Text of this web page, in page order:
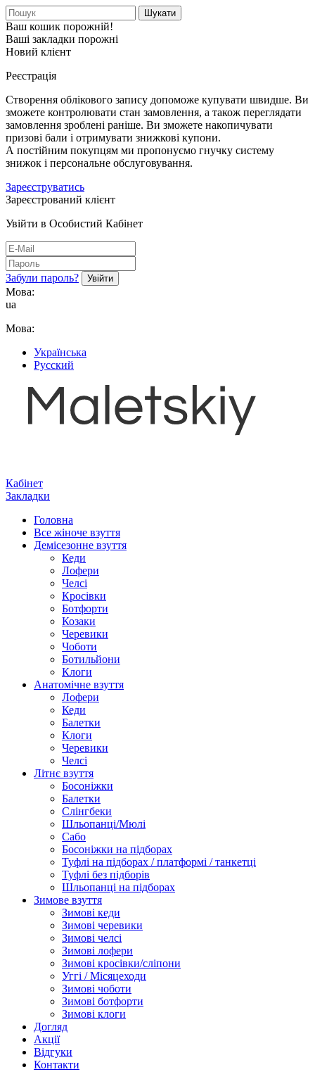
Шукати
Ваш кошик порожній!
Ваші закладки порожні
Новий клієнт
Реєстрація
Створення облікового запису допоможе купувати швидше. Ви
зможете контролювати стан замовлення, а також переглядати
замовлення зроблені раніше. Ви зможете накопичувати
призові бали і отримувати знижкові купони.
А постійним покупцям ми пропонуємо гнучку систему
знижок і персональне обслуговування.
Зареєструватись
Зареєстрований клієнт
Увійти в Особистий Кабінет
Забули пароль?
Мова:
ua
Мова:
Українська
Русский
Кабінет
Закладки
Головна
Все жіноче взуття
Демісезонне взуття
Кеди
Лофери
Челсі
Кросівки
Ботфорти
Козаки
Черевики
Чоботи
Ботильйони
Клоги
Анатомічне взуття
Лофери
Кеди
Балетки
Клоги
Черевики
Челсі
Літнє взуття
Босоніжки
Балетки
Слінгбеки
Шльопанці/Мюлі
Сабо
Босоніжки на підборах
Туфлі на підборах / платформі / танкетці
Туфлі без підборів
Шльопанці на підборах
Зимове взуття
Зимові кеди
Зимові черевики
Зимові челсі
Зимові лофери
Зимові кросівки/сліпони
Уггі / Місяцеходи
Зимові чоботи
Зимові ботфорти
Зимові клоги
Догляд
Акції
Відгуки
Контакти